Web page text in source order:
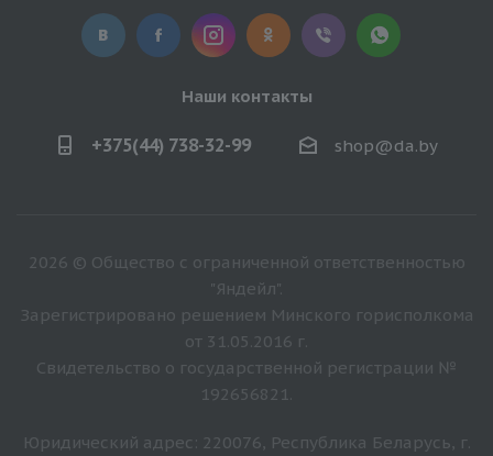
Наши контакты
+375(44) 738-32-99 shop@da.by
2026 © Общество с ограниченной ответственностью
"Яндейл".
Зарегистрировано решением Минского горисполкома
от 31.05.2016 г.
Свидетельство о государственной регистрации №
192656821.
Юридический адрес: 220076, Республика Беларусь, г.